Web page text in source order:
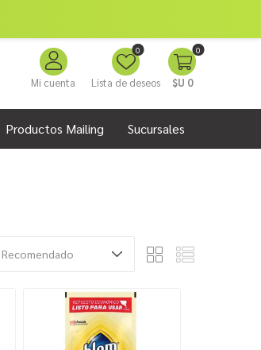
Mi cuenta Lista de deseos
0 0
$U 0
Productos Mailing Sucursales